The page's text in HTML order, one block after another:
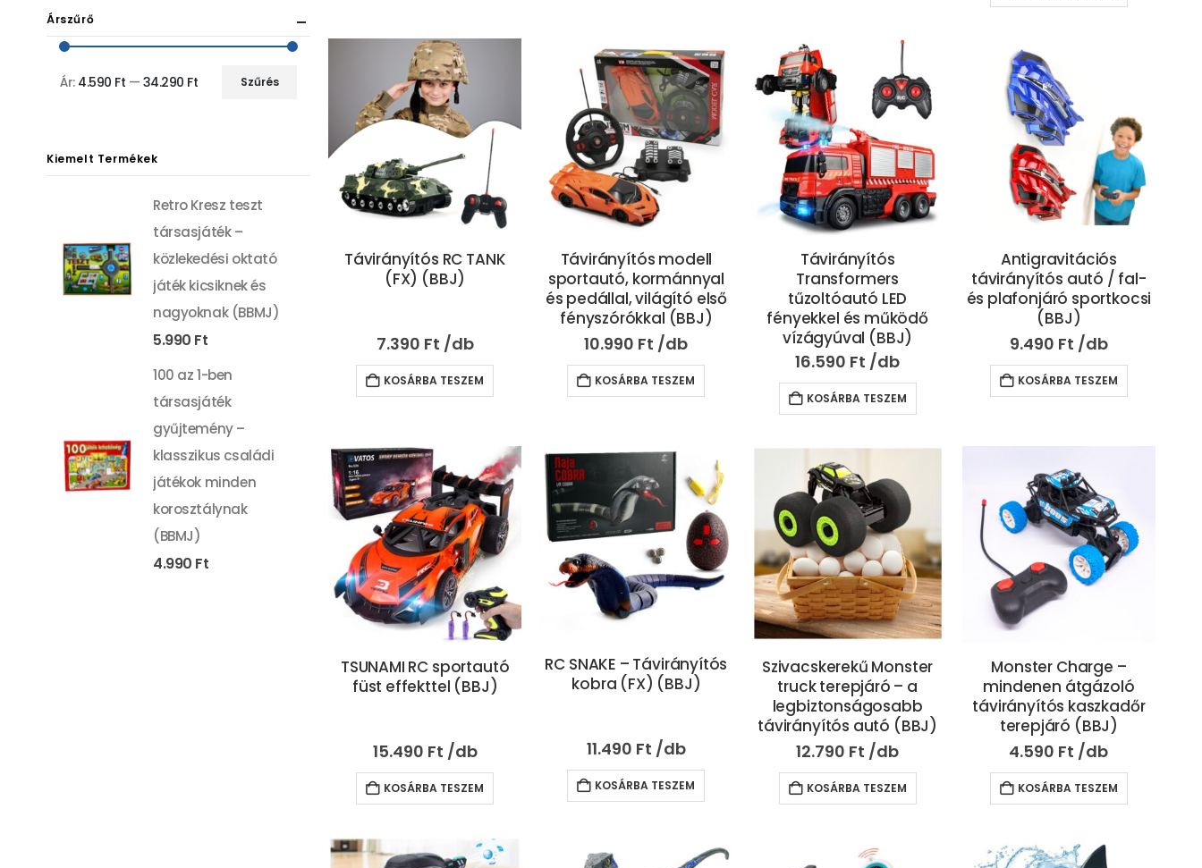
Távirányítós RC TANK
(FX) (BBJ)
7.390 Ft
KOSÁRBA TESZEM
Távirányítós modell
sportautó, kormánnyal
és pedállal, világító első
fényszórókkal (BBJ)
10.990 Ft
KOSÁRBA TESZEM
Távirányítós
Transformers
tűzoltóautó LED
fényekkel és működő
vízágyúval (BBJ)
16.590 Ft
KOSÁRBA TESZEM
Antigravitációs
távirányítós autó / fal-
és plafonjáró sportkocsi
(BBJ)
9.490 Ft
KOSÁRBA TESZEM
TSUNAMI RC sportautó
füst effekttel (BBJ)
15.490 Ft
KOSÁRBA TESZEM
RC SNAKE – Távirányítós
kobra (FX) (BBJ)
11.490 Ft
KOSÁRBA TESZEM
Szivacskerekű Monster
truck terepjáró – a
legbiztonságosabb
távirányítós autó (BBJ)
12.790 Ft
KOSÁRBA TESZEM
Monster Charge –
mindenen átgázoló
távirányítós kaszkadőr
terepjáró (BBJ)
4.590 Ft
KOSÁRBA TESZEM
Árszűrő
Szűrés
Ár: 4.590 Ft — 34.290 Ft
Kiemelt Termékek
Retro Kresz teszt
társasjáték –
közlekedési oktató
játék kicsiknek és
nagyoknak (BBMJ)
5.990 Ft
100 az 1-ben
társasjáték
gyűjtemény –
klasszikus családi
játékok minden
korosztálynak
(BBMJ)
4.990 Ft